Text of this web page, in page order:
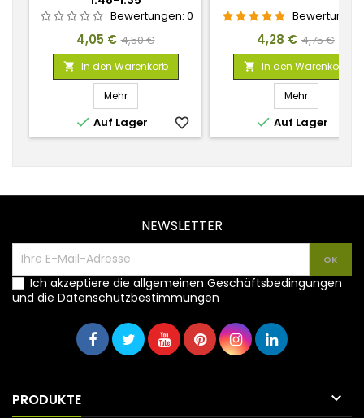
Bewertungen: 0
Preis
4,05 € Verkaufspreis
4,50 €
 In den Warenkorb
Mehr
 Auf Lager favorite_border
Preis
4,28 € 4,75 €
 In den Warenkorb
Mehr
 Auf Lager
NEWSLETTER
Ich akzeptiere die allgemeinen Geschäftsbedingungen
und die Datenschutzbestimmungen
PRODUKTE 